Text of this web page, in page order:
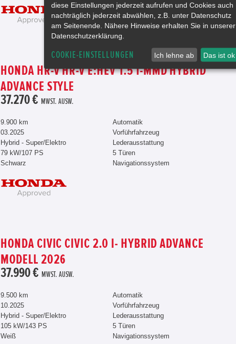
HONDA HR-V HR-V E:HEV 1.5 I-MMD HYBRID
ADVANCE STYLE
37.270 € MWST. AUSW.
9.900 km
03.2025
Hybrid - Super/Elektro
79 kW/107 PS
Schwarz
Automatik
Vorführfahrzeug
Lederausstattung
5 Türen
Navigationssystem
HONDA CIVIC CIVIC 2.0 I- HYBRID ADVANCE
MODELL 2026
37.990 € MWST. AUSW.
9.500 km
10.2025
Hybrid - Super/Elektro
105 kW/143 PS
Weiß
Automatik
Vorführfahrzeug
Lederausstattung
5 Türen
Navigationssystem
diese Einstellungen jederzeit aufrufen und Cookies auch
nachträglich jederzeit abwählen, z.B. unter Datenschutz
am Seitenende. Nähere Hinweise erhalten Sie in unserer
Datenschutzerklärung.
COOKIE-EINSTELLUNGEN Ich lehne ab Das ist ok